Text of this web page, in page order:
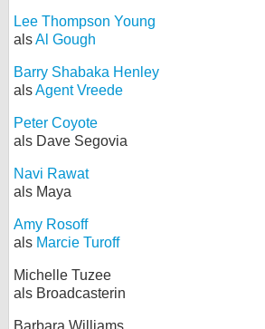
Lee Thompson Young
alsAl Gough
Barry Shabaka Henley
alsAgent Vreede
Peter Coyote
als Dave Segovia
Navi Rawat
als Maya
Amy Rosoff
als Marcie Turoff
Michelle Tuzee
als Broadcasterin
Barbara Williams